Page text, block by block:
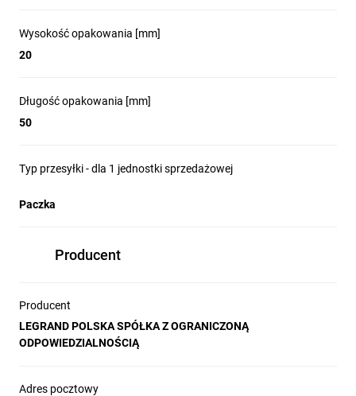
Wysokość opakowania [mm]
20
Długość opakowania [mm]
50
Typ przesyłki - dla 1 jednostki sprzedażowej
Paczka
Producent
Producent
LEGRAND POLSKA SPÓŁKA Z OGRANICZONĄ
ODPOWIEDZIALNOŚCIĄ
Adres pocztowy